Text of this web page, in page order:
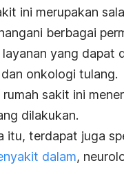
ini merupakan
berbagai
layanan yang dapat
onkologi tulang.
rumah sakit ini
dilakukan.
itu, terdapat juga
dalam,